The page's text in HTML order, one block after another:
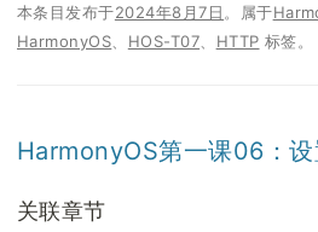
本条目发布于2024年8月7日 。属于
HarmonyOS
HOS-T07 HTTP 标签。
HarmonyOS第一课06：
关联章节